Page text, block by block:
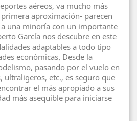
aéreos, va mucho más
aproximación- parecen
una minoría con un importante
García nos descubre en este
adaptables a todo tipo
económicas. Desde la
pasando por el vuelo en
ultraligeros, etc., es seguro que
el más apropiado a sus
más asequible para iniciarse